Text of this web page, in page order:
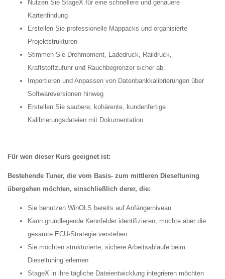
Nutzen Sie StageX für eine schnellere und genauere
Kartenfindung
Erstellen Sie professionelle Mappacks und organisierte
Projektstrukturen
Stimmen Sie Drehmoment, Ladedruck, Raildruck,
Kraftstoffzufuhr und Rauchbegrenzer sicher ab.
Importieren und Anpassen von Datenbankkalibrierungen über
Softwareversionen hinweg
Erstellen Sie saubere, kohärente, kundenfertige
Kalibrierungsdateien mit Dokumentation
Für wen dieser Kurs geeignet ist:
Bestehende Tuner, die vom Basis- zum mittleren Dieseltuning
übergehen möchten, einschließlich derer, die:
Sie benutzen WinOLS bereits auf Anfängerniveau
Kann grundlegende Kennfelder identifizieren, möchte aber die
gesamte ECU-Strategie verstehen
Sie möchten strukturierte, sichere Arbeitsabläufe beim
Dieseltuning erlernen
StageX in ihre tägliche Dateientwicklung integrieren möchten